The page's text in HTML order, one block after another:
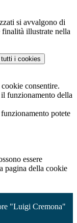
si avvalgono di
illustrate nella
i cookies
consentire.
funzionamento della
potete
essere
pagina della cookie
"Luigi Cremona"